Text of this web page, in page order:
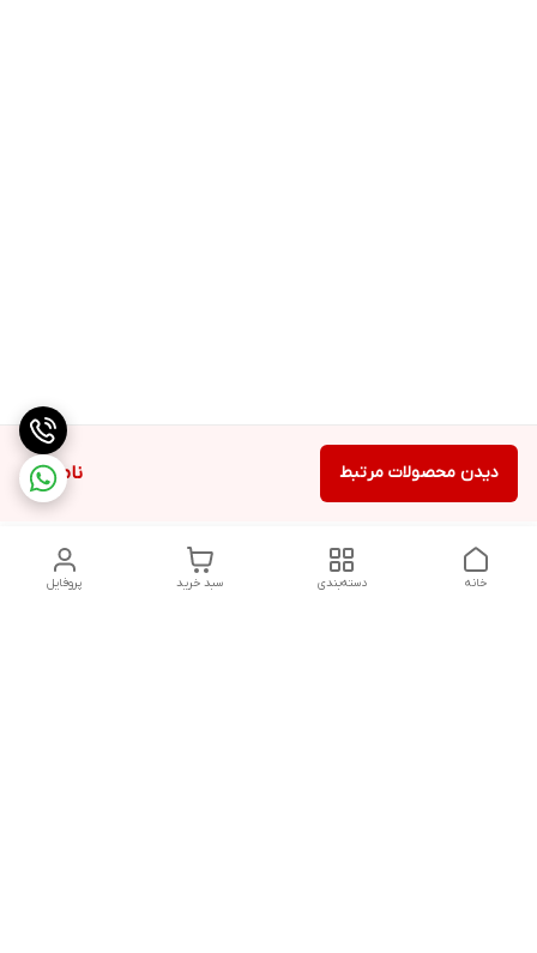
ناموجود دیدن محصولات مرتبط
پروفایل سبد خرید دسته‌بندی خانه